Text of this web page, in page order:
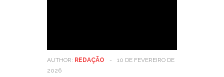
AUTHOR: REDAÇÃO -
10 DE FEVEREIRO DE
2026